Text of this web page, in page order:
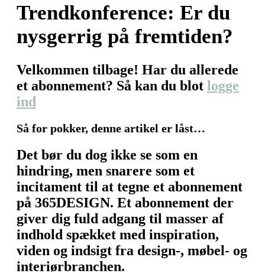
Trendkonference: Er du
nysgerrig på fremtiden?
Velkommen tilbage! Har du allerede
et abonnement? Så kan du blot logge
ind
Så for pokker, denne artikel er låst…
Det bør du dog ikke se som en
hindring, men snarere som et
incitament til at tegne et abonnement
på 365DESIGN. Et abonnement der
giver dig fuld adgang til masser af
indhold spækket med inspiration,
viden og indsigt fra design-, møbel- og
interiørbranchen.